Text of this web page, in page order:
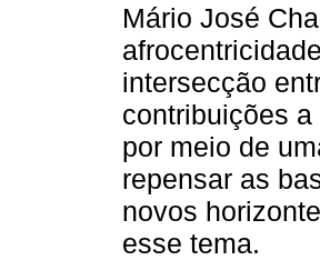
Mário José
intersecção
contribuições
por meio de
repensar as
novos
esse tema.